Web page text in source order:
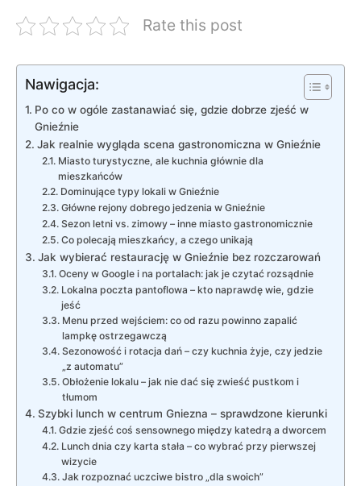
Rate this post
Nawigacja:
Po co w ogóle zastanawiać się, gdzie dobrze zjeść w
Gnieźnie
Jak realnie wygląda scena gastronomiczna w Gnieźnie
Miasto turystyczne, ale kuchnia głównie dla
mieszkańców
Dominujące typy lokali w Gnieźnie
Główne rejony dobrego jedzenia w Gnieźnie
Sezon letni vs. zimowy – inne miasto gastronomicznie
Co polecają mieszkańcy, a czego unikają
Jak wybierać restaurację w Gnieźnie bez rozczarowań
Oceny w Google i na portalach: jak je czytać rozsądnie
Lokalna poczta pantoflowa – kto naprawdę wie, gdzie
jeść
Menu przed wejściem: co od razu powinno zapalić
lampkę ostrzegawczą
Sezonowość i rotacja dań – czy kuchnia żyje, czy jedzie
„z automatu”
Obłożenie lokalu – jak nie dać się zwieść pustkom i
tłumom
Szybki lunch w centrum Gniezna – sprawdzone kierunki
Gdzie zjeść coś sensownego między katedrą a dworcem
Lunch dnia czy karta stała – co wybrać przy pierwszej
wizycie
Jak rozpoznać uczciwe bistro „dla swoich”